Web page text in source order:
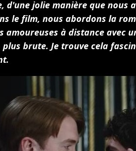
d'une jolie manière que nous
le film, nous abordons la
amoureuses à distance avec
brute. Je trouve cela